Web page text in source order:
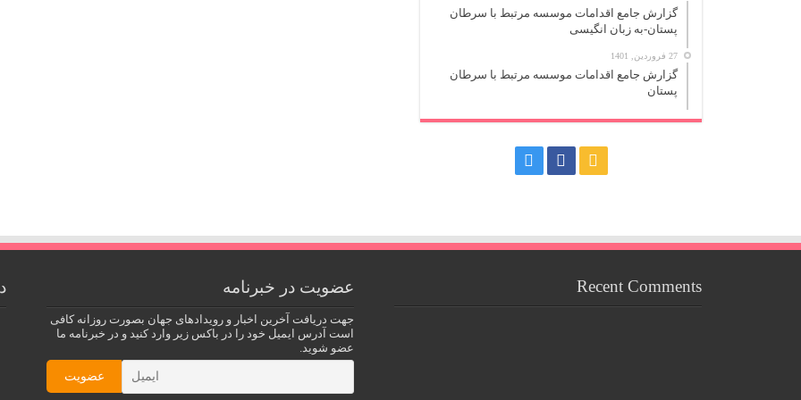
گزارش جامع اقدامات موسسه مرتبط با سرطان
پستان-به زبان انگیسی
27 فروردین, 1401
گزارش جامع اقدامات موسسه مرتبط با سرطان
پستان
Recent Comments عضویت در خبرنامه
جهت دریافت آخرین اخبار و رویدادهای جهان بصورت روزانه کافی
است آدرس ایمیل خود را در باکس زیر وارد کنید و در خبرنامه ما
عضو شوید.